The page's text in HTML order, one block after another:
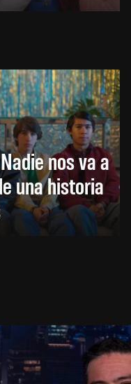
nos va a
una historia